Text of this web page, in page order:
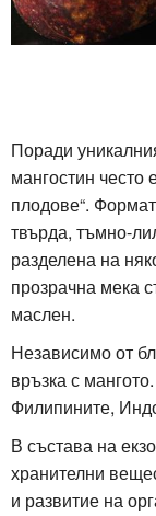
Поради
мангостин често
плодове“.
твърда, тъмно-
разделена на
прозрачна мека
маслен.
Независимо от
връзка с
Филипините,
В състава на
хранителни
и развитие на